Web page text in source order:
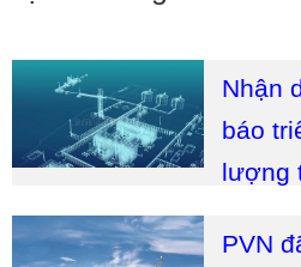
Nhận
báo
lượng
PVN